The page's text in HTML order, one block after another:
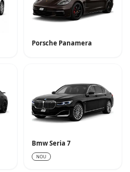
Porsche Panamera
Bmw Seria 7
NOU